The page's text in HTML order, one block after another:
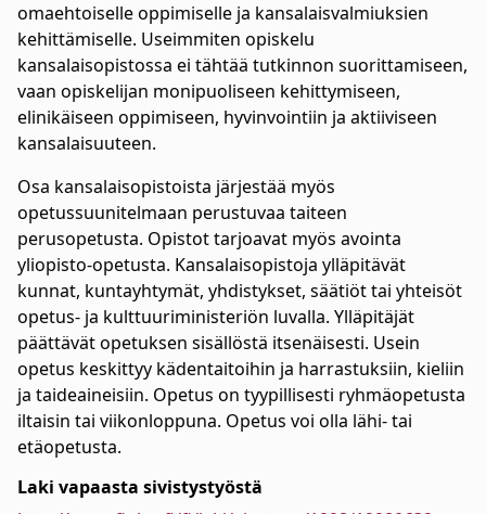
omaehtoiselle oppimiselle ja kansalaisvalmiuksien
kehittämiselle. Useimmiten opiskelu
kansalaisopistossa ei tähtää tutkinnon suorittamiseen,
vaan opiskelijan monipuoliseen kehittymiseen,
elinikäiseen oppimiseen, hyvinvointiin ja aktiiviseen
kansalaisuuteen.
Osa kansalaisopistoista järjestää myös
opetussuunitelmaan perustuvaa taiteen
perusopetusta. Opistot tarjoavat myös avointa
yliopisto-opetusta. Kansalaisopistoja ylläpitävät
kunnat, kuntayhtymät, yhdistykset, säätiöt tai yhteisöt
opetus- ja kulttuuriministeriön luvalla. Ylläpitäjät
päättävät opetuksen sisällöstä itsenäisesti. Usein
opetus keskittyy kädentaitoihin ja harrastuksiin, kieliin
ja taideaineisiin. Opetus on tyypillisesti ryhmäopetusta
iltaisin tai viikonloppuna. Opetus voi olla lähi- tai
etäopetusta.
Laki vapaasta sivistystyöstä